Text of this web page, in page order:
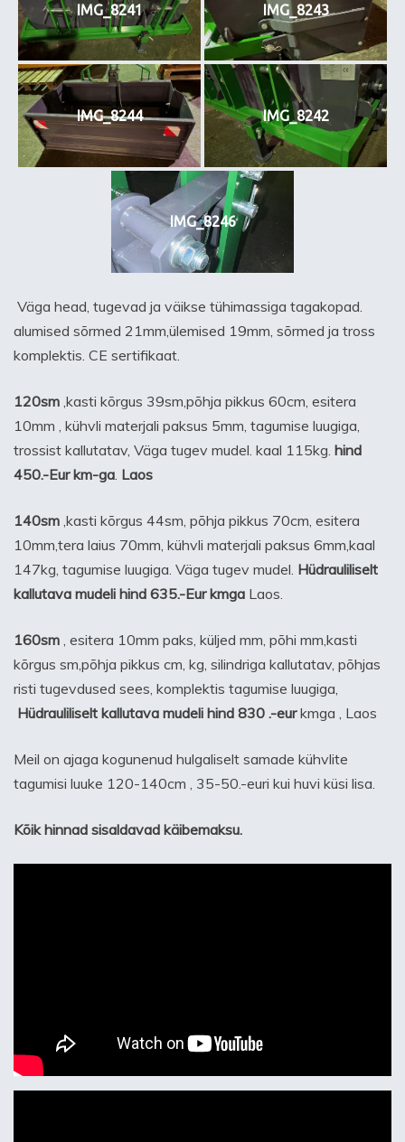
IMG_8241 IMG_8243
IMG_8244 IMG_8242
IMG_8246
Väga head, tugevad ja väikse tühimassiga tagakopad.
alumised sõrmed 21mm,ülemised 19mm, sõrmed ja tross
komplektis. CE sertifikaat.
120sm ,kasti kõrgus 39sm,põhja pikkus 60cm, esitera
10mm , kühvli materjali paksus 5mm, tagumise luugiga,
trossist kallutatav, Väga tugev mudel. kaal 115kg. hind
450.-Eur km-ga Laos
140sm ,kasti kõrgus 44sm, põhja pikkus 70cm, esitera
10mm,tera laius 70mm, kühvli materjali paksus 6mm,kaal
147kg, tagumise luugiga. Väga tugev mudel. Hüdrauliliselt
kallutava mudeli hind 635.-Eur kmga Laos.
160sm , esitera 10mm paks, küljed mm, põhi mm,kasti
kõrgus sm,põhja pikkus cm, kg, silindriga kallutatav, põhjas
risti tugevdused sees, komplektis tagumise luugiga,
Hüdrauliliselt kallutava mudeli hind 830 .-eurkmga , Laos
Meil on ajaga kogunenud hulgaliselt samade kühvlite
tagumisi luuke 120-140cm , 35-50.-euri kui huvi küsi lisa.
Kõik hinnad sisaldavad käibemaksu.